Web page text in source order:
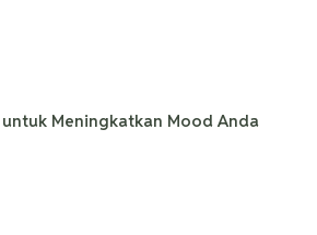
Meningkatkan Mood Anda